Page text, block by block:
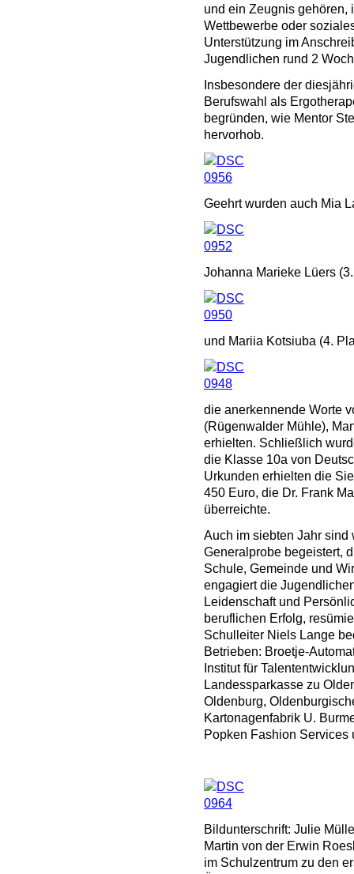
und ein Zeugnis
Wettbewerbe oder
Unterstützung im
Jugendlichen rund 2
Insbesondere der
Berufswahl als
begründen, wie Mentor
hervorhob.
Geehrt wurden auch Mia
Johanna Marieke Lüers
und Mariia Kotsiuba (4.
die anerkennende Worte
(Rügenwalder Mühle),
erhielten. Schließlich
die Klasse 10a von
Urkunden erhielten die
450 Euro, die Dr. Frank
überreichte.
Auch im siebten Jahr sind
Generalprobe begeistert,
Schule, Gemeinde und
engagiert die
Leidenschaft und
beruflichen Erfolg,
Schulleiter Niels Lange
Betrieben: Broetje-
Institut für
Landessparkasse zu
Oldenburg,
Kartonagenfabrik U.
Popken Fashion Services
Bildunterschrift: Julie
Martin von der Erwin
im Schulzentrum zu den